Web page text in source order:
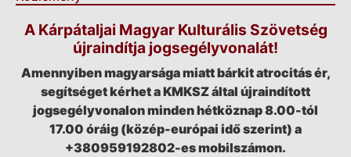
A Kárpátaljai Magyar Kulturális Szövetség
újraindítja jogsegélyvonalát!
Amennyiben magyarsága miatt bárkit atrocitás ér,
segítséget kérhet a KMKSZ által újraindított
jogsegélyvonalon minden hétköznap 8.00-tól
17.00 óráig (közép-európai idő szerint) a
+380959192802-es mobilszámon.